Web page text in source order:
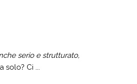
serio e strutturato,
solo? Ci ...